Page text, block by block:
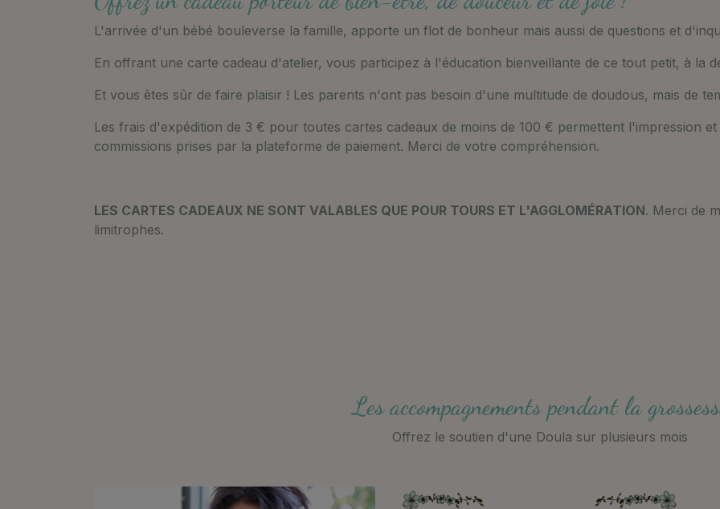
L'arrivée d'un bébé bouleverse la famille, apporte un flot de bonheur mais aussi de questions et
En offrant une carte cadeau d'atelier, vous participez à l'éducation bienveillante de ce tout petit, à la
Et vous êtes sûr de faire plaisir ! Les parents n'ont pas besoin d'une multitude de doudous, mais de
Les frais d'expédition de 3 € pour toutes cartes cadeaux de moins de 100 € permettent l'impression
commissions prises par la plateforme de paiement. Merci de votre compréhension.
LES CARTES CADEAUX NE SONT VALABLES QUE POUR TOURS ET L'AGGLOMÉRATION. Merci de
limitrophes.
Les accompagnements pendant la
Offrez le soutien d'une Doula sur plusieurs mois